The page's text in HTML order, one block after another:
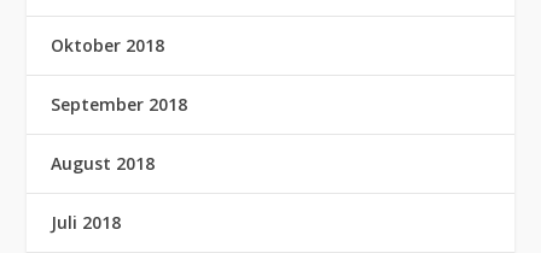
Oktober 2018
September 2018
August 2018
Juli 2018